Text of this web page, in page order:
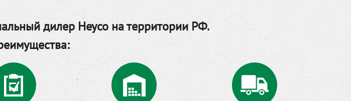
дилер Heyco на территории РФ.